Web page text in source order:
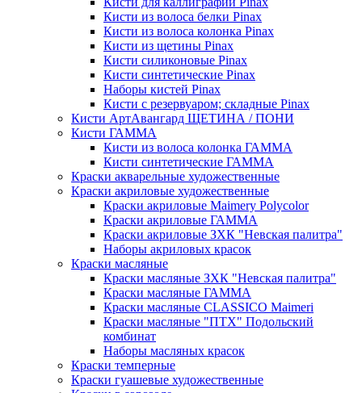
Кисти из волоса белки Pinax
Кисти из волоса колонка Pinax
Кисти из щетины Pinax
Кисти силиконовые Pinax
Кисти синтетические Pinax
Наборы кистей Pinax
Кисти с резервуаром; складные Pinax
Кисти АртАвангард ЩЕТИНА / ПОНИ
Кисти ГАММА
Кисти из волоса колонка ГАММА
Кисти синтетические ГАММА
Краски акварельные художественные
Краски акриловые художественные
Краски акриловые Maimery Polycolor
Краски акриловые ГАММА
Краски акриловые ЗХК "Невская палитра"
Наборы акриловых красок
Краски масляные
Краски масляные ЗХК "Невская палитра"
Краски масляные ГАММА
Краски масляные CLASSICO Maimeri
Краски масляные "ПТХ" Подольский
комбинат
Наборы масляных красок
Краски темперные
Краски гуашевые художественные